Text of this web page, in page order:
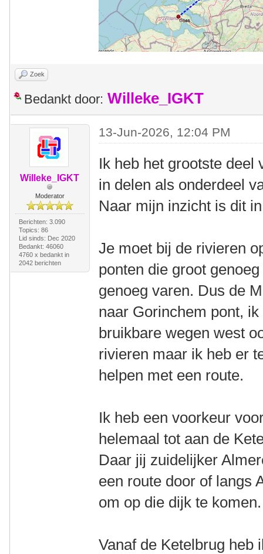
Zoek
Bedankt door: Willeke_IGKT
Willeke_IGKT
Moderator
Berichten: 3.090
Topics: 86
Lid sinds: Dec 2020
Bedankt: 46060
4760 x bedankt in
2042 berichten
13-Jun-2026, 12:04 PM
Ik heb het grootste deel
in delen als onderdeel
Naar mijn inzicht is dit
Je moet bij de rivieren
ponten die groot
genoeg varen. Dus de
naar Gorinchem pont,
bruikbare wegen west
rivieren maar ik heb er
helpen met een route.
Ik heb een voorkeur
helemaal tot aan de
Daar jij zuidelijker
een route door of langs
om op die dijk te komen.
Vanaf de Ketelbrug heb